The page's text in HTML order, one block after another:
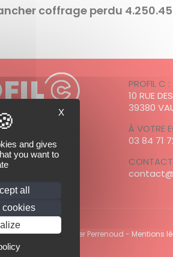
coffrage perdu 4.250.45
adhérent à
PROFIL C :
10 RUE
39380
À VOTRE
03 84 71
- Photo Profil C / Olivier Perrenoud - Mentions
X
and gives
you want to
all
cookies